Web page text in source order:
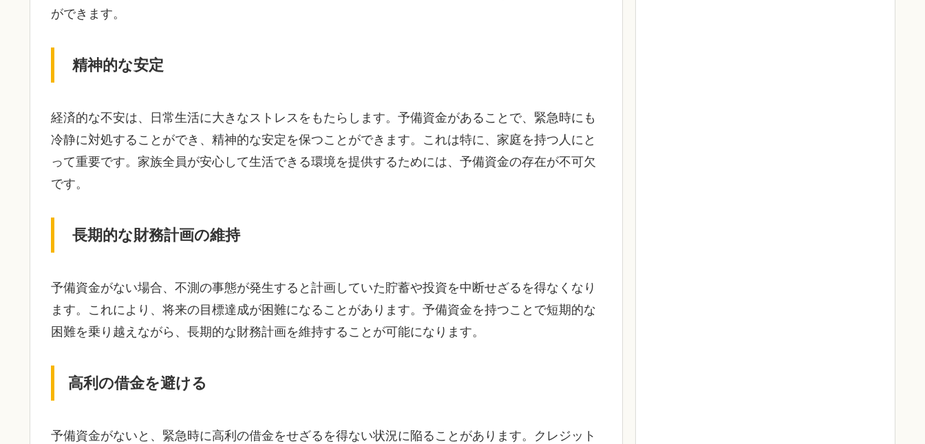
ができます。
精神的な安定
経済的な不安は、日常生活に大きなストレスをもたらします。予備資金があることで、緊急時にも
冷静に対処することができ、精神的な安定を保つことができます。これは特に、家庭を持つ人にと
って重要です。家族全員が安心して生活できる環境を提供するためには、予備資金の存在が不可欠
です。
長期的な財務計画の維持
予備資金がない場合、不測の事態が発生すると計画していた貯蓄や投資を中断せざるを得なくなり
ます。これにより、将来の目標達成が困難になることがあります。予備資金を持つことで短期的な
困難を乗り越えながら、長期的な財務計画を維持することが可能になります。
高利の借金を避ける
予備資金がないと、緊急時に高利の借金をせざるを得ない状況に陥ることがあります。クレジット